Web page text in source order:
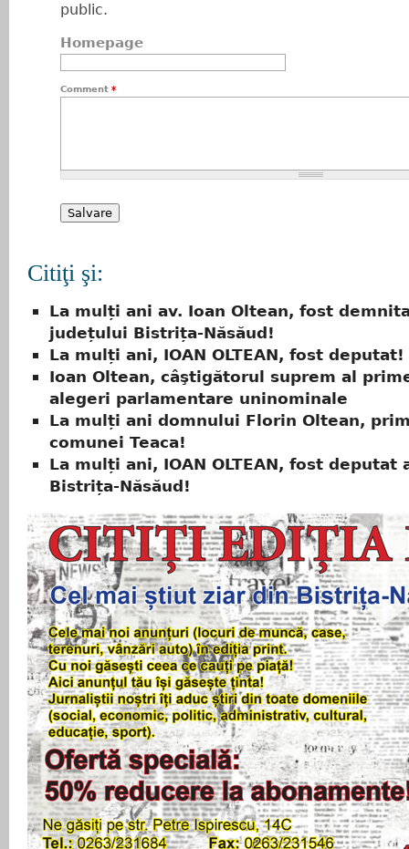
public.
Homepage
Comment *
Citiţi şi:
La mulți ani av. Ioan Oltean, fost
județului Bistrița-Năsăud!
La mulți ani, IOAN OLTEAN, fost deputat!
Ioan Oltean, câştigătorul suprem al
alegeri parlamentare uninominale
La mulți ani domnului Florin Oltean,
comunei Teaca!
La mulți ani, IOAN OLTEAN, fost deputat
Bistrița-Năsăud!